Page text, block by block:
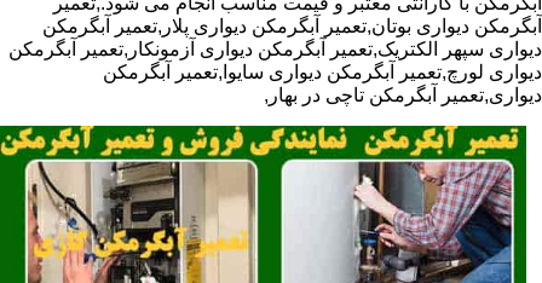
آبگرمکن دیواری بوتان,تعمیر آبگرمکن دیواری پلار,تعمیر آبگرمکن
دیواری سپهر الکتریک,تعمیر آبگرمکن دیواری آزمونکار,تعمیر آبگرمکن
دیواری لورچ,تعمیر آبگرمکن دیواری سایوا,تعمیر آبگرمکن
دیواری,تعمیر آبگرمکن تاچی در بهار,